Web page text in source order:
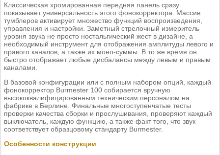
Классическая хромированная передняя панель сразу
показывает универсальность этого фонокорректора. Массив
тумблеров активирует множество функций воспроизведения,
управления и настройки. Заметный стрелочный измеритель
уровня звука не просто ностальгический жест в дизайне, а
необходимый инструмент для отображения амплитуды левого и
правого каналов, а также их моно-суммы. В то же время он
быстро отображает любые дисбалансы между левым и правым
каналами.
В базовой конфигурации или с полным набором опций, каждый
фонокорректор Burmester 100 собирается вручную
высококвалифицированным техническим персоналом на
фабрике в Берлине. Финальные многоступенчатые тесты
проверки качества сборки и прослушивания, проверяют каждый
выключатель, каждую функцию, а также факт того, что звук
соответствует образцовому стандарту Burmester.
Особенности конструкции